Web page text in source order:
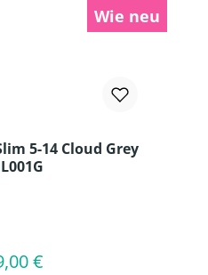
Wie neu
5-14 Cloud Grey
Preis:
€